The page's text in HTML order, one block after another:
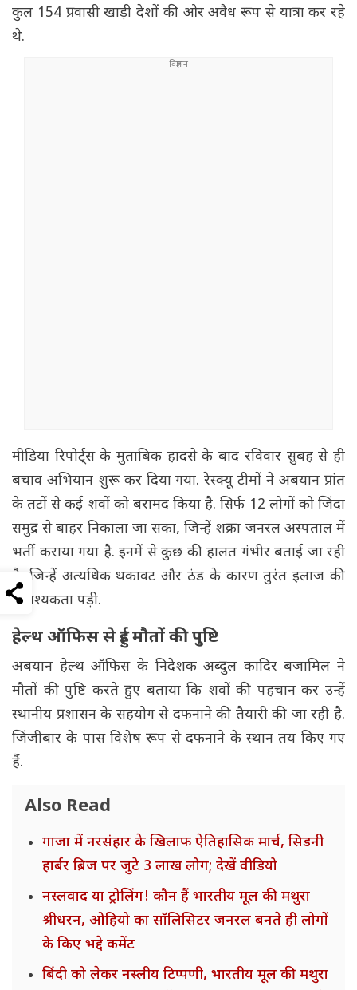
कुल 154 प्रवासी खाड़ी देशों की ओर अवैध रूप से यात्रा कर रहे
थे.
मीडिया रिपोर्ट्स के मुताबिक हादसे के बाद रविवार सुबह से ही
बचाव अभियान शुरू कर दिया गया. रेस्क्यू टीमों ने अबयान प्रांत
के तटों से कई शवों को बरामद किया है. सिर्फ 12 लोगों को जिंदा
समुद्र से बाहर निकाला जा सका, जिन्हें शक्रा जनरल अस्पताल में
भर्ती कराया गया है. इनमें से कुछ की हालत गंभीर बताई जा रही
है, जिन्हें अत्यधिक थकावट और ठंड के कारण तुरंत इलाज की
आवश्यकता पड़ी.
हेल्थ ऑफिस से हुई मौतों की पुष्टि
अबयान हेल्थ ऑफिस के निदेशक अब्दुल कादिर बजामिल ने
मौतों की पुष्टि करते हुए बताया कि शवों की पहचान कर उन्हें
स्थानीय प्रशासन के सहयोग से दफनाने की तैयारी की जा रही है.
जिंजीबार के पास विशेष रूप से दफनाने के स्थान तय किए गए
हैं.
Also Read
गाजा में नरसंहार के खिलाफ ऐतिहासिक मार्च, सिडनी
हार्बर ब्रिज पर जुटे 3 लाख लोग; देखें वीडियो
नस्लवाद या ट्रोलिंग! कौन हैं भारतीय मूल की मथुरा
श्रीधरन, ओहियो का सॉलिसिटर जनरल बनते ही लोगों
के किए भद्दे कमेंट
बिंदी को लेकर नस्लीय टिप्पणी, भारतीय मूल की मथुरा